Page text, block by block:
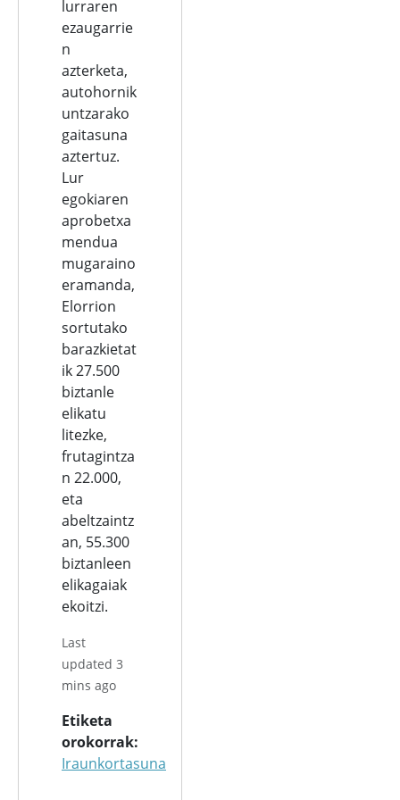
lurraren
ezaugarrie
n
azterketa,
autohornik
untzarako
gaitasuna
aztertuz.
Lur
egokiaren
aprobetxa
mendua
mugaraino
eramanda,
Elorrion
sortutako
barazkietat
ik 27.500
biztanle
elikatu
litezke,
frutagintza
n 22.000,
eta
abeltzaintz
an, 55.300
biztanleen
elikagaiak
ekoitzi.
Last
updated 3
mins ago
Etiketa
orokorrak
Iraunkortasuna